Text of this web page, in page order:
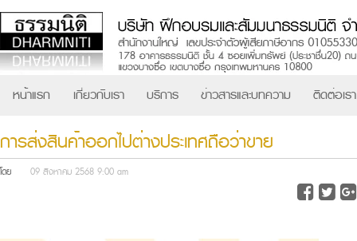
หน้าแรก เกี่ยวกับเรา บริการ ข่าวสารและบทความ ติดต่อเรา
การส่งสินค้าออกไปต่างประเทศถือว่าขาย
โดย 09 สิงหาคม 2568 9:00 am